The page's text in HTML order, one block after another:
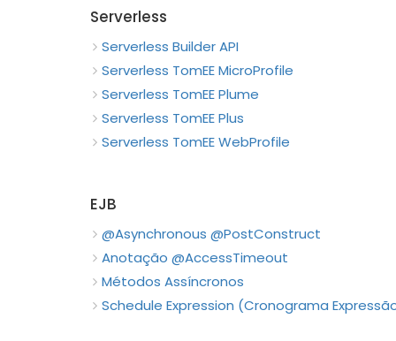
Serverless
Serverless Builder API
Serverless TomEE MicroProfile
Serverless TomEE Plume
Serverless TomEE Plus
Serverless TomEE WebProfile
EJB
@Asynchronous @PostConstruct
Anotação @AccessTimeout
Métodos Assíncronos
Schedule Expression (Cronograma